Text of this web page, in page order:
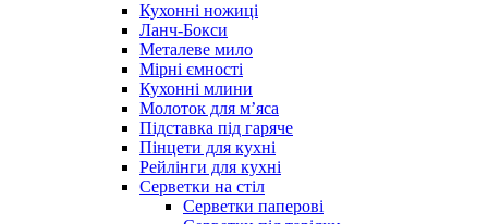
Кухонні ножиці
Ланч-Бокси
Металеве мило
Мірні ємності
Кухонні млини
Молоток для м’яса
Підставка під гаряче
Пінцети для кухні
Рейлінги для кухні
Серветки на стіл
Серветки паперові